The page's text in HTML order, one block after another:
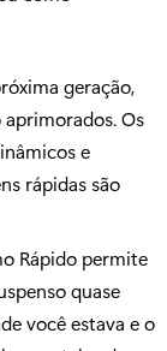
geração,
Os
e
rápidas são
Rápido permite
quase
você estava e o